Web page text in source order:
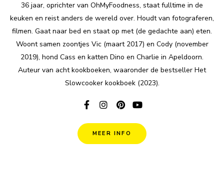
36 jaar, oprichter van OhMyFoodness, staat fulltime in de
keuken en reist anders de wereld over. Houdt van fotograferen,
filmen. Gaat naar bed en staat op met (de gedachte aan) eten.
Woont samen zoontjes Vic (maart 2017) en Cody (november
2019), hond Cass en katten Dino en Charlie in Apeldoorn.
Auteur van acht kookboeken, waaronder de bestseller Het
Slowcooker kookboek (2023).
MEER INFO